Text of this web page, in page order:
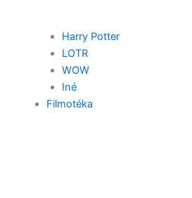
Harry Potter
LOTR
WOW
Iné
Filmotéka